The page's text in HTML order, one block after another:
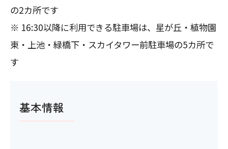
の2カ所です
※ 16:30以降に利用できる駐車場は、星が丘・植物園
東・上池・緑橋下・スカイタワー前駐車場の5カ所で
す
基本情報